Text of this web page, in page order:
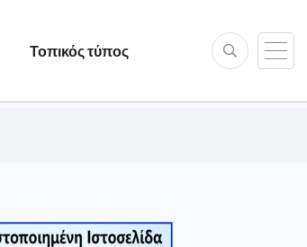
Τοπικός τύπος